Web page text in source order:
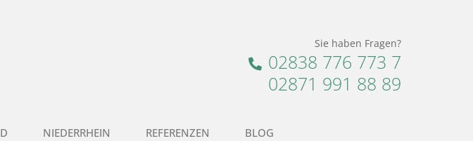
Sie haben Fragen?
02838 776 773 7
02871 991 88 89
NIEDERRHEIN REFERENZEN BLOG